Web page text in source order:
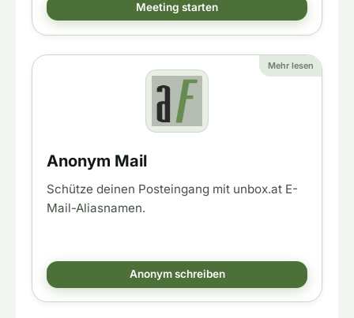
Meeting starten
Mehr lesen
Anonym Mail
Schütze deinen Posteingang mit unbox.at E-
Mail-Aliasnamen.
Anonym schreiben